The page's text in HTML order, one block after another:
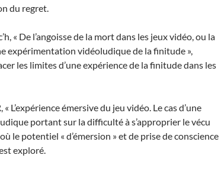
du regret.
« De l’angoisse de la mort dans les jeux vidéo, ou la
expérimentation vidéoludique de la finitude »,
les limites d’une expérience de la finitude dans les
« L’expérience émersive du jeu vidéo. Le cas d’une
portant sur la difficulté à s’approprier le vécu
le potentiel « d’émersion » et de prise de conscience
exploré.